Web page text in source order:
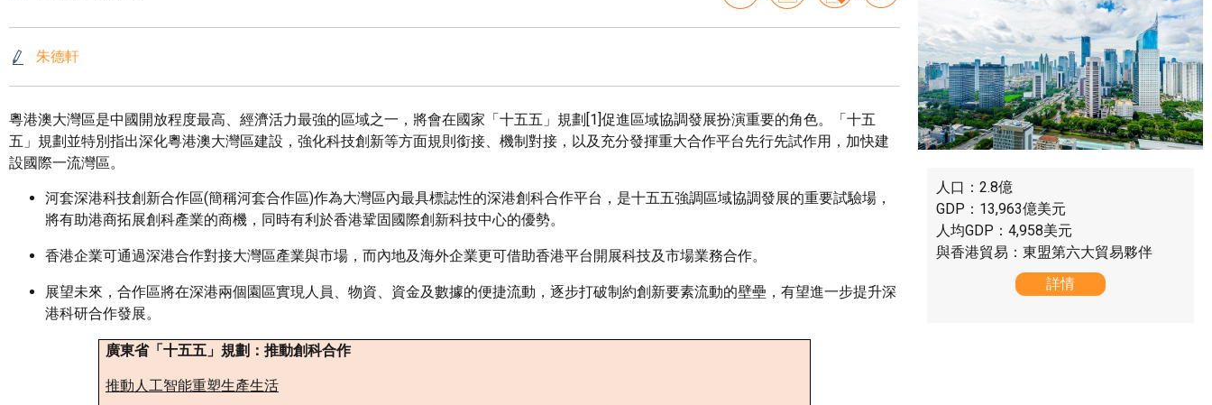
朱德軒
粵港澳大灣區是中國開放程度最高、經濟活力最強的區域之一，將會在國家「十五五」規劃[1]促進區域協調發展扮演重要的角色。「十五
五」規劃並特別指出深化粵港澳大灣區建設，強化科技創新等方面規則銜接、機制對接，以及充分發揮重大合作平台先行先試作用，加快建
設國際一流灣區。
河套深港科技創新合作區(簡稱河套合作區)作為大灣區內最具標誌性的深港創科合作平台，是十五五強調區域協調發展的重要試驗場，
將有助港商拓展創科產業的商機，同時有利於香港鞏固國際創新科技中心的優勢。
香港企業可通過深港合作對接大灣區產業與市場，而內地及海外企業更可借助香港平台開展科技及市場業務合作。
展望未來，合作區將在深港兩個園區實現人員、物資、資金及數據的便捷流動，逐步打破制約創新要素流動的壁壘，有望進一步提升深
港科研合作發展。
廣東省「十五五」規劃：推動創科合作
推動人工智能重塑生產生活
人口：2.8億
GDP：13,963億美元
人均GDP：4,958美元
與香港貿易：東盟第六大貿易夥伴
詳情